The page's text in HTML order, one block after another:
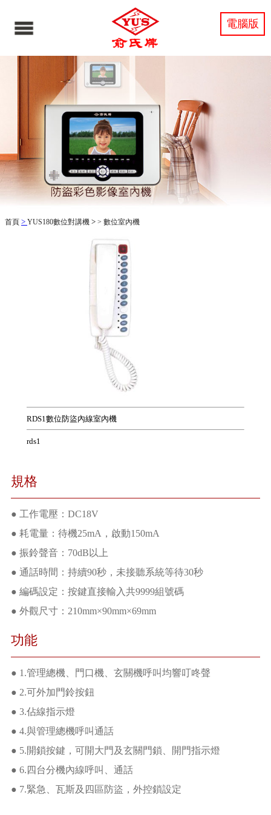
電腦版
首頁 > YUS180數位對講機 > > 數位室內機
RDS1數位防盜內線室內機
rds1
規格
● 工作電壓：DC18V
● 耗電量：待機25mA，啟動150mA
● 振鈴聲音：70dB以上
● 通話時間：持續90秒，未接聽系統等待30秒
● 編碼設定：按鍵直接輸入共9999組號碼
● 外觀尺寸：210mm×90mm×69mm
功能
● 1.管理總機、門口機、玄關機呼叫均響叮咚聲
● 2.可外加門鈴按鈕
● 3.佔線指示燈
● 4.與管理總機呼叫通話
● 5.開鎖按鍵，可開大門及玄關門鎖、開門指示燈
● 6.四台分機內線呼叫、通話
● 7.緊急、瓦斯及四區防盜，外控鎖設定